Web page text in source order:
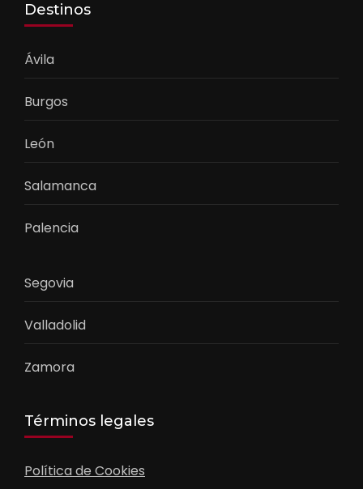
Destinos
Ávila
Burgos
León
Salamanca
Palencia
Segovia
Valladolid
Zamora
Términos legales
Política de Cookies